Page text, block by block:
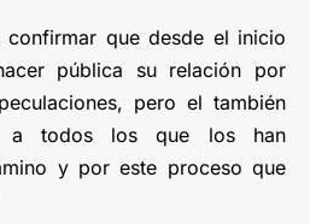
que desde el inicio
pública su relación por
pero el también
a todos los que los han
y por este proceso que